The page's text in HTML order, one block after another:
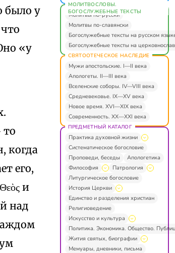
было у
«у
то
когда
его,
и
над
МОЛИТВОСЛОВЫ.
БОГОСЛУЖЕБНЫЕ ТЕКСТЫ
Молитвы по-русски
Молитвы по-славянски
Богослужебные тексты на русском
Богослужебные тексты на
СВЯТООТЕЧЕСКОЕ НАСЛЕДИЕ
Мужи апостольские. I—II века
Апологеты. II—III века
Вселенские соборы. IV—VIII века
Средневековье. IX—XV века
Новое время. XVI—XIX века
Современность. XX—XXI века
ПРЕДМЕТНЫЙ КАТАЛОГ
Практика духовной жизни
Систематическое богословие
Проповеди, беседы
Апологетика
Философия
Патрология
Литургическое богословие
История Церкви
Единство и разделения христиан
Религиоведение
Искусство и культура
Политика. Экономика. Общество.
Жития святых, биографии
Мемуары, дневники, письма